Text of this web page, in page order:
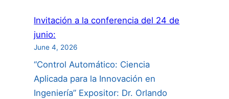
Invitación a la conferencia del 24 de
junio:
June 4, 2026
“Control Automático: Ciencia
Aplicada para la Innovación en
Ingeniería” Expositor: Dr. Orlando